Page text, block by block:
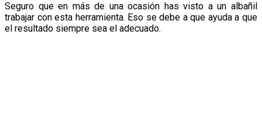
Seguro que en más de una ocasión has visto a un albañil
trabajar con esta herramienta. Eso se debe a que ayuda a que
el resultado siempre sea el adecuado.